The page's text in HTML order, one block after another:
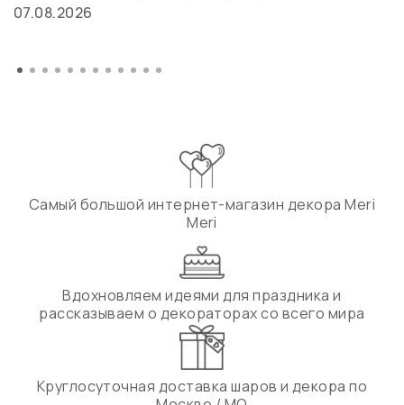
07.08.2026
Самый большой интернет-магазин декора Meri
Meri
Вдохновляем идеями для праздника и
рассказываем о декораторах со всего мира
Круглосуточная доставка шаров и декора по